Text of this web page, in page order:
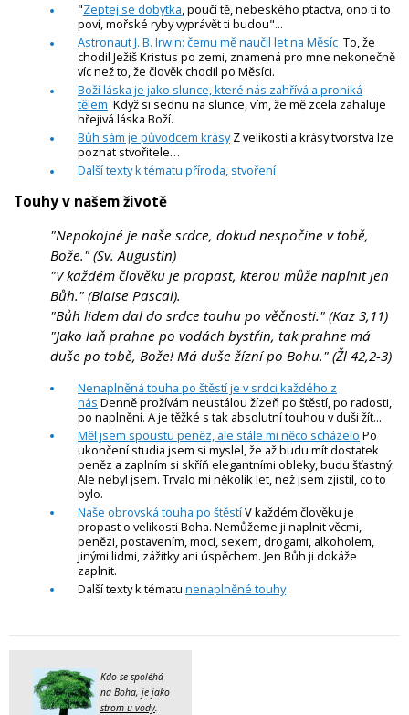
"Zeptej se dobytka, poučí tě, nebeského ptactva, ono ti to
poví, mořské ryby vyprávět ti budou"...
Astronaut J. B. Irwin: čemu mě naučil let na Měsíc To, že
chodil Ježíš Kristus po zemi, znamená pro mne nekonečně
víc než to, že člověk chodil po Měsíci.
Boží láska je jako slunce, které nás zahřívá a proniká
tělem Když si sednu na slunce, vím, že mě zcela zahaluje
hřejivá láska Boží.
Bůh sám je původcem krásyZ velikosti a krásy tvorstva lze
poznat stvořitele…
Další texty k tématu příroda, stvoření
Touhy v našem životě
"Nepokojné je naše srdce, dokud nespočine v tobě,
Bože." (Sv. Augustin)
"V každém člověku je propast, kterou může naplnit jen
Bůh." (Blaise Pascal).
"Bůh lidem dal do srdce touhu po věčnosti." (Kaz 3,11)
"Jako laň prahne po vodách bystřin, tak prahne má
duše po tobě, Bože! Má duše žízní po Bohu." (Žl 42,2-3)
Nenaplněná touha po štěstí je v srdci každého z
nás Denně prožívám neustálou žízeň po štěstí, po radosti,
po naplnění. A je těžké s tak absolutní touhou v duši žít...
Měl jsem spoustu peněz, ale stále mi něco scházelo Po
ukončení studia jsem si myslel, že až budu mít dostatek
peněz a zaplním si skříň elegantními obleky, budu šťastný.
Ale nebyl jsem. Trvalo mi několik let, než jsem zjistil, co to
bylo.
Naše obrovská touha po štěstíV každém člověku je
propast o velikosti Boha. Nemůžeme ji naplnit věcmi,
penězi, postavením, mocí, sexem, drogami, alkoholem,
jinými lidmi, zážitky ani úspěchem. Jen Bůh ji dokáže
zaplnit.
Další texty k tématu nenaplněné touhy
Kdo se spoléhá
na Boha, je jako
strom u vody